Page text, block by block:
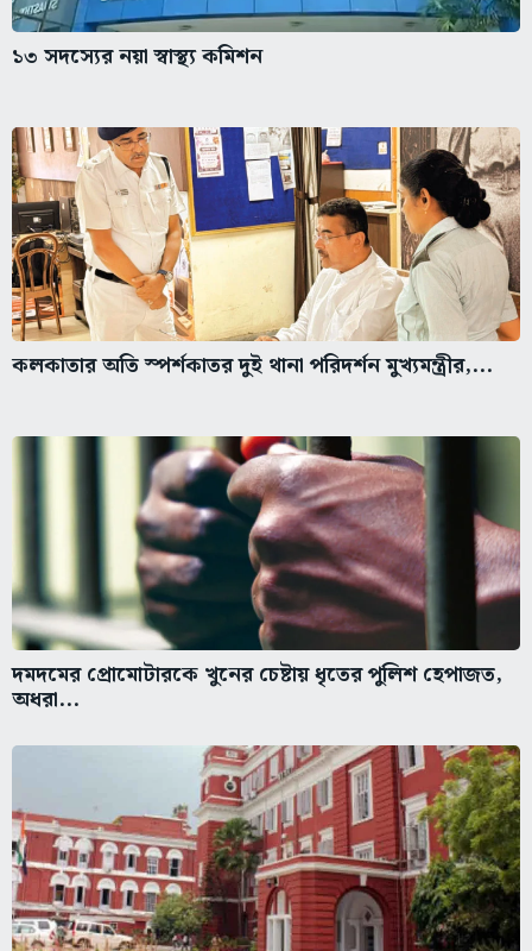
১৩ সদস্যের নয়া স্বাস্থ্য কমিশন
কলকাতার অতি স্পর্শকাতর দুই থানা পরিদর্শন মুখ্যমন্ত্রীর,...
দমদমের প্রোমোটারকে খুনের চেষ্টায় ধৃতের পুলিশ হেপাজত,
অধরা...